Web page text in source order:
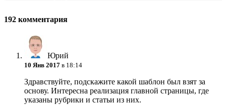
192 комментария
Юрий
10 Янв 2017 в 18:14
Здравствуйте, подскажите какой шаблон был взят за
основу. Интересна реализация главной страницы, где
указаны рубрики и статьи из них.